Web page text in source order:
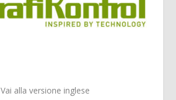
Vai alla versione inglese